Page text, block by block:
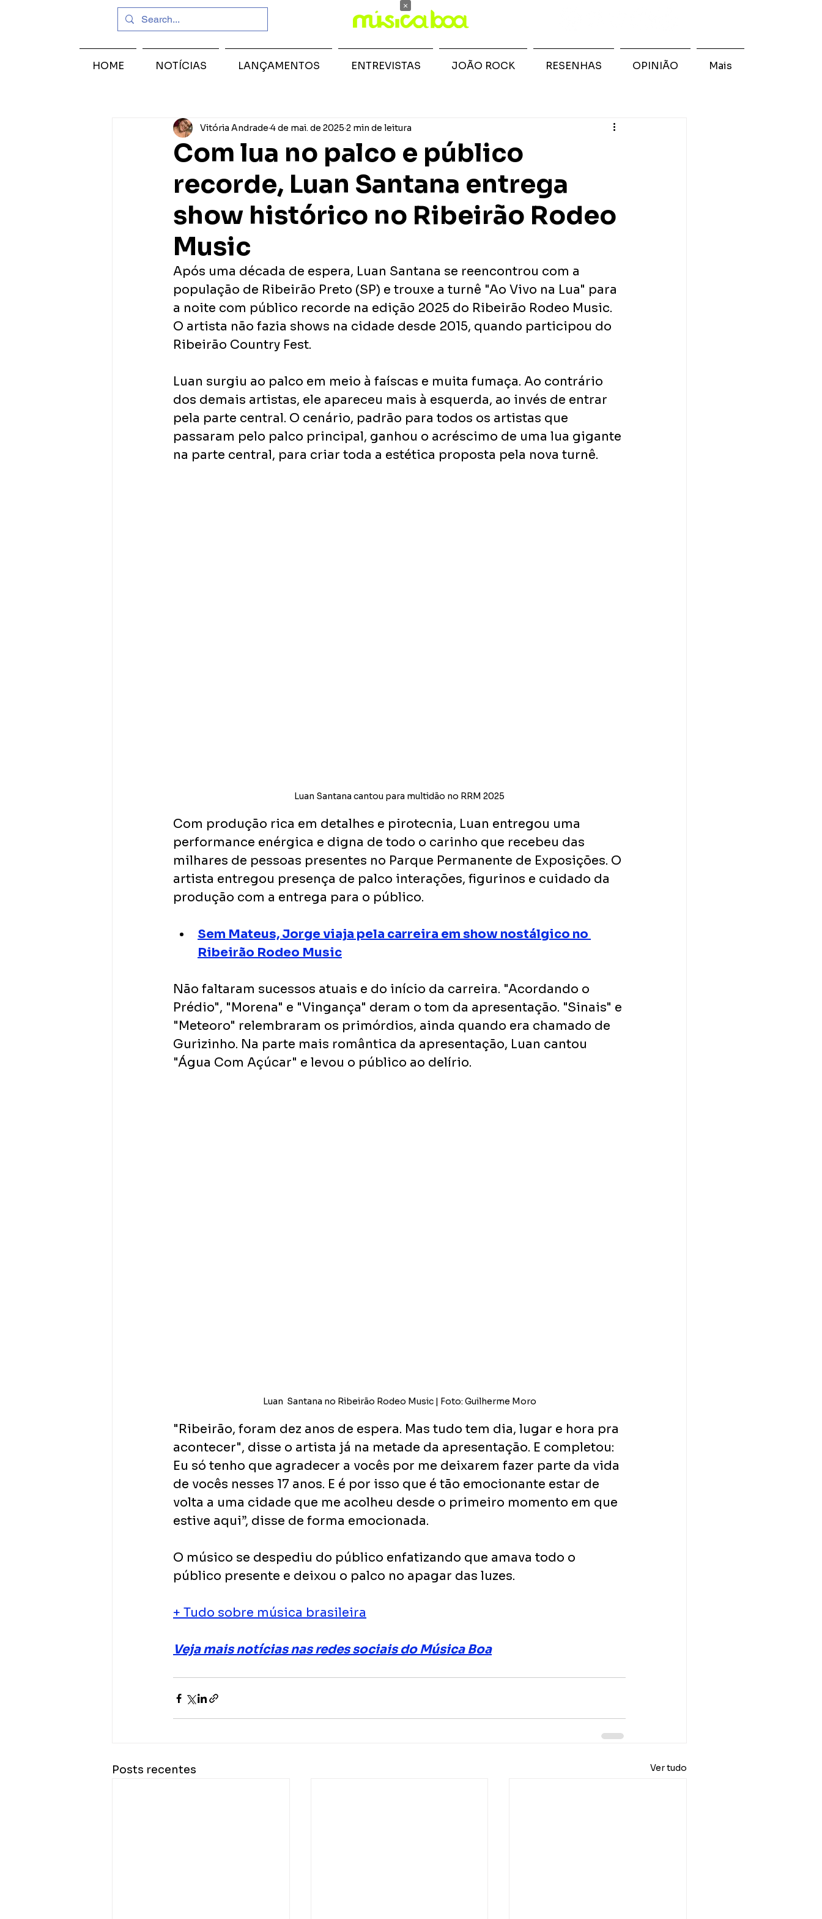
Com lua no palco e público
recorde, Luan Santana entrega
show histórico no Ribeirão Rodeo
Music
Vitória Andrade 4 de mai. de 2025 2 min de leitura
Após uma década de espera, Luan Santana se reencontrou com a
população de Ribeirão Preto (SP) e trouxe a turnê "Ao Vivo na Lua" para
a noite com público recorde na edição 2025 do Ribeirão Rodeo Music.
O artista não fazia shows na cidade desde 2015, quando participou do
Ribeirão Country Fest.
Luan surgiu ao palco em meio à faíscas e muita fumaça. Ao contrário
dos demais artistas, ele apareceu mais à esquerda, ao invés de entrar
pela parte central. O cenário, padrão para todos os artistas que
passaram pelo palco principal, ganhou o acréscimo de uma lua gigante
na parte central, para criar toda a estética proposta pela nova turnê.
Luan Santana cantou para multidão no RRM 2025
Com produção rica em detalhes e pirotecnia, Luan entregou uma
performance enérgica e digna de todo o carinho que recebeu das
milhares de pessoas presentes no Parque Permanente de Exposições. O
artista entregou presença de palco interações, figurinos e cuidado da
produção com a entrega para o público.
Sem Mateus, Jorge viaja pela carreira em show nostálgico no
Ribeirão Rodeo Music
Não faltaram sucessos atuais e do início da carreira. "Acordando o
Prédio", "Morena" e "Vingança" deram o tom da apresentação. "Sinais" e
"Meteoro" relembraram os primórdios, ainda quando era chamado de
Gurizinho. Na parte mais romântica da apresentação, Luan cantou
"Água Com Açúcar" e levou o público ao delírio.
Luan  Santana no Ribeirão Rodeo Music | Foto: Guilherme Moro
"Ribeirão, foram dez anos de espera. Mas tudo tem dia, lugar e hora pra
acontecer", disse o artista já na metade da apresentação. E completou:
Eu só tenho que agradecer a vocês por me deixarem fazer parte da vida
de vocês nesses 17 anos. E é por isso que é tão emocionante estar de
volta a uma cidade que me acolheu desde o primeiro momento em que
estive aqui”, disse de forma emocionada.
O músico se despediu do público enfatizando que amava todo o
público presente e deixou o palco no apagar das luzes.
+ Tudo sobre música brasileira
Veja mais notícias nas redes sociais do Música Boa
Posts recentes Ver tudo
HOME NOTÍCIAS LANÇAMENTOS ENTREVISTAS JOÃO ROCK RESENHAS OPINIÃO Mais
×